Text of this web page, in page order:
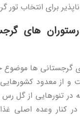
برای انتخاب تور
های
گرجستانی ها
و از معدود
در تنورهایی از گل
کنار وعده اصلی